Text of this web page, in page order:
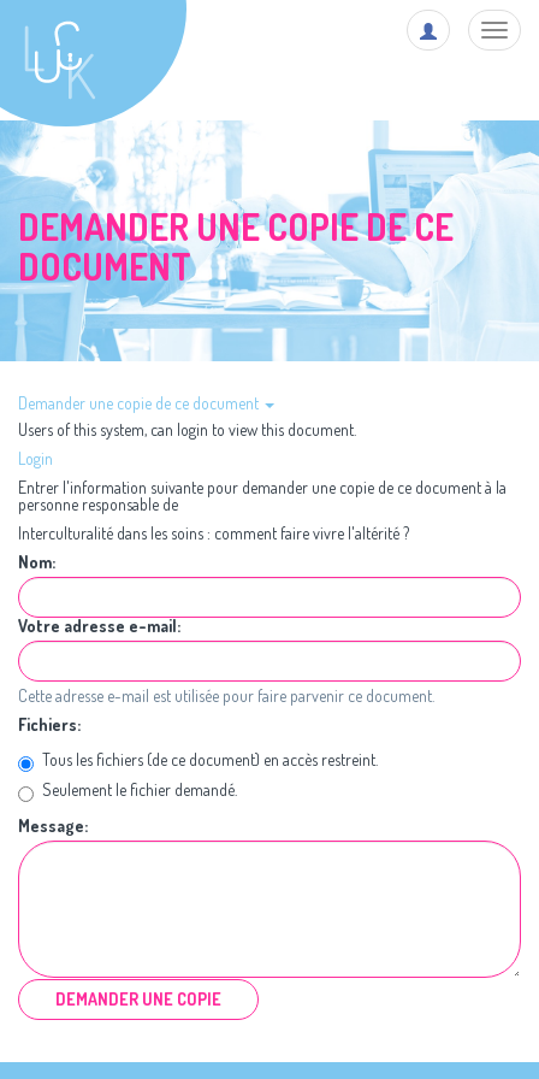
DEMANDER UNE COPIE DE CE
DOCUMENT
Demander une copie de ce document
Users of this system, can login to view this document.
Login
Entrer l'information suivante pour demander une copie de ce document à la
personne responsable de
Interculturalité dans les soins : comment faire vivre l'altérité ?
Nom:
Votre adresse e-mail:
Cette adresse e-mail est utilisée pour faire parvenir ce document.
Fichiers:
Tous les fichiers (de ce document) en accès restreint.
Seulement le fichier demandé.
Message:
DEMANDER UNE COPIE